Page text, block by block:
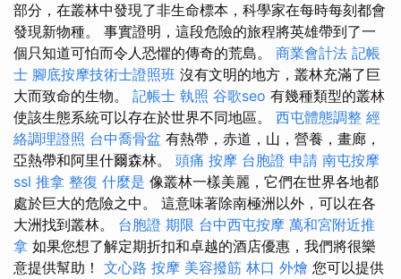
部分，在叢林中發現了非生命標本，科學家在每時每刻都會
發現新物種。 事實證明，這段危險的旅程將英雄帶到了一
個只知道可怕而令人恐懼的傳奇的荒島。 商業會計法 記帳
士 腳底按摩技術士證照班 沒有文明的地方，叢林充滿了巨
大而致命的生物。 記帳士 執照 谷歌seo 有幾種類型的叢林
使該生態系統可以存在於世界不同地區。 西屯體態調整 經
絡調理證照 台中喬骨盆 有熱帶，赤道，山，營養，畫廊，
亞熱帶和阿里什爾森林。 頭痛 按摩 台胞證 申請 南屯按摩
ssl 推拿 整復 什麼是 像叢林一樣美麗，它們在世界各地都
處於巨大的危險之中。 這意味著除南極洲以外，可以在各
大洲找到叢林。 台胞證 期限 台中西屯按摩 萬和宮附近推
拿 如果您想了解定期折扣和卓越的酒店優惠，我們將很樂
意提供幫助！ 文心路 按摩 美容撥筋 林口 外燴 您可以提供